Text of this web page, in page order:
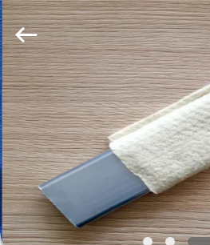
집
제
품
우
2020
-
2026
HUATAO
LOVER
LTD.
All
Rights
Reserved.